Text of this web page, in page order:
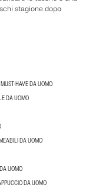
stagione dopo
HAVE DA UOMO
DA UOMO
DA UOMO
UOMO
DA UOMO